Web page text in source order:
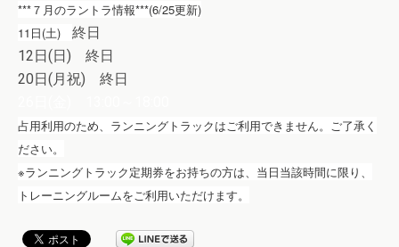
***７月のラントラ情報***(6/25更新)
11日(土) 終日
12日(日) 終日
20日(月祝) 終日
占用利用のため、ランニングトラックはご利用できません。ご了承く
ださい。
※ランニングトラック定期券をお持ちの方は、当日当該時間に限り、
トレーニングルームをご利用いただけます。